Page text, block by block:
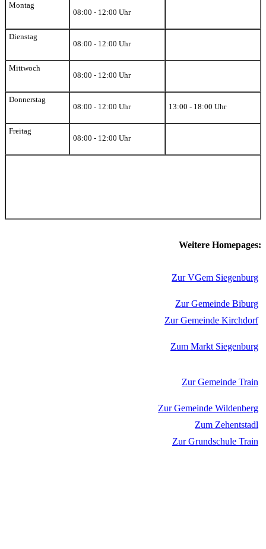
Montag
08:00 - 12:00 Uhr
Dienstag
08:00 - 12:00 Uhr
Mittwoch
08:00 - 12:00 Uhr
Donnerstag
08:00 - 12:00 Uhr
13:00 - 18:00 Uhr
Freitag
08:00 - 12:00 Uhr
Weitere Homepages:
Zur VGem Siegenburg
Zur Gemeinde Biburg
Zur Gemeinde Kirchdorf
Zum Markt Siegenburg
Zur Gemeinde Train
Zur Gemeinde Wildenberg
Zum Zehentstadl
Zur Grundschule Train